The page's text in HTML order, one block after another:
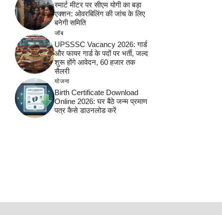
स्मार्ट मीटर पर सीएम योगी का बड़ा
एक्शन: ओवरबिलिंग की जांच के लिए
बनेगी समिति
जॉब
UPSSSC Vacancy 2026: गार्ड
और फायर गार्ड के पदों पर भर्ती, जल्द
शुरू होंगे आवेदन, 60 हजार तक
सैलरी
योजना
Birth Certificate Download
Online 2026: घर बैठे जन्म प्रमाण
पत्र कैसे डाउनलोड करें